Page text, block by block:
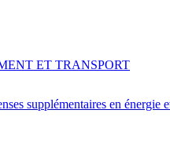
supplémentaires en énergie
ET TRANSPORT